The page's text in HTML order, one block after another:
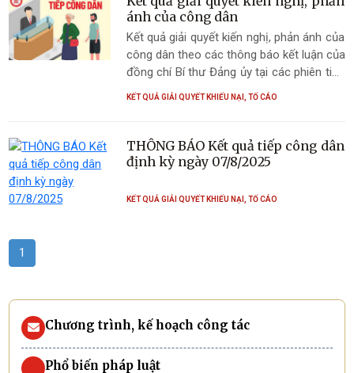
ánh của công dân
Kết quả giải quyết kiến nghị, phản ánh của
công dân theo các thông báo kết luận của
đồng chí Bí thư Đảng ủy tại các phiên tiếp
công dân tháng 10,11,12 năm 2025 và
KẾT QUẢ GIẢI QUYẾT KHIẾU NẠI, TỐ CÁO
THÔNG BÁO Kết quả tiếp công dân
định kỳ ngày 07/8/2025
KẾT QUẢ GIẢI QUYẾT KHIẾU NẠI, TỐ CÁO
1
Chương trình, kế hoạch công tác
Phổ biến pháp luật